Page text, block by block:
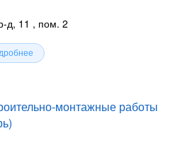
д, 11 , пом. 2
монтажные работы